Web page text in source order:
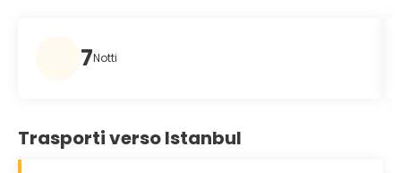
7Notti
Trasporti verso Istanbul